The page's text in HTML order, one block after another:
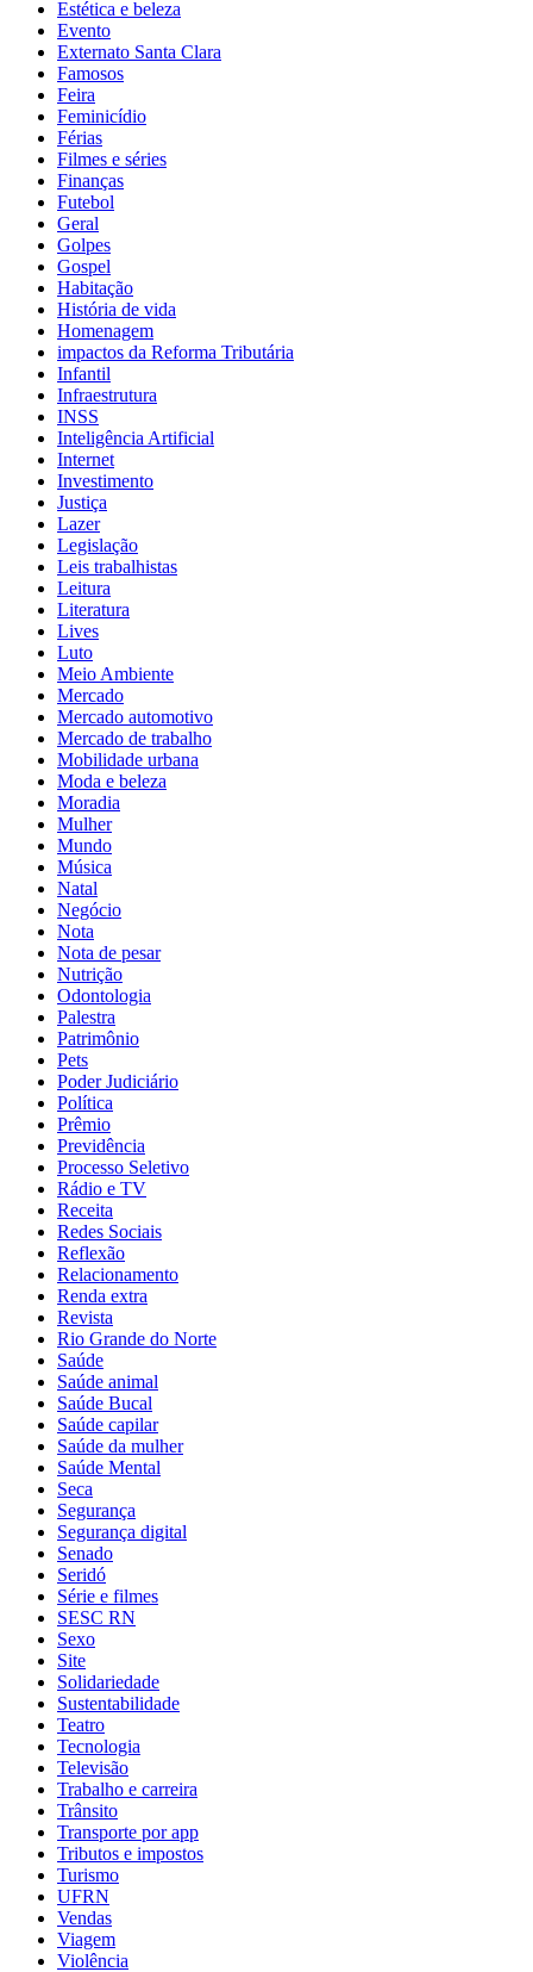
Estética e beleza
Evento
Externato Santa Clara
Famosos
Feira
Feminicídio
Férias
Filmes e séries
Finanças
Futebol
Geral
Golpes
Gospel
Habitação
História de vida
Homenagem
impactos da Reforma Tributária
Infantil
Infraestrutura
INSS
Inteligência Artificial
Internet
Investimento
Justiça
Lazer
Legislação
Leis trabalhistas
Leitura
Literatura
Lives
Luto
Meio Ambiente
Mercado
Mercado automotivo
Mercado de trabalho
Mobilidade urbana
Moda e beleza
Moradia
Mulher
Mundo
Música
Natal
Negócio
Nota
Nota de pesar
Nutrição
Odontologia
Palestra
Patrimônio
Pets
Poder Judiciário
Política
Prêmio
Previdência
Processo Seletivo
Rádio e TV
Receita
Redes Sociais
Reflexão
Relacionamento
Renda extra
Revista
Rio Grande do Norte
Saúde
Saúde animal
Saúde Bucal
Saúde capilar
Saúde da mulher
Saúde Mental
Seca
Segurança
Segurança digital
Senado
Seridó
Série e filmes
SESC RN
Sexo
Site
Solidariedade
Sustentabilidade
Teatro
Tecnologia
Televisão
Trabalho e carreira
Trânsito
Transporte por app
Tributos e impostos
Turismo
UFRN
Vendas
Viagem
Violência